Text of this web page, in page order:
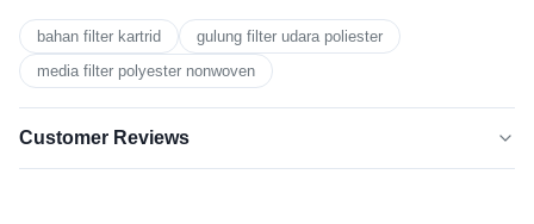
bahan filter kartrid
gulung filter udara poliester
media filter polyester nonwoven
Customer Reviews